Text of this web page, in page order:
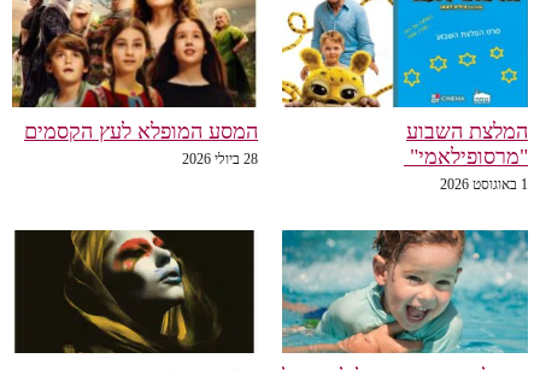
המלצת השבוע
"מרסופילאמי"
1 באוגוסט 2026
המסע המופלא לעץ הקסמים
28 ביולי 2026